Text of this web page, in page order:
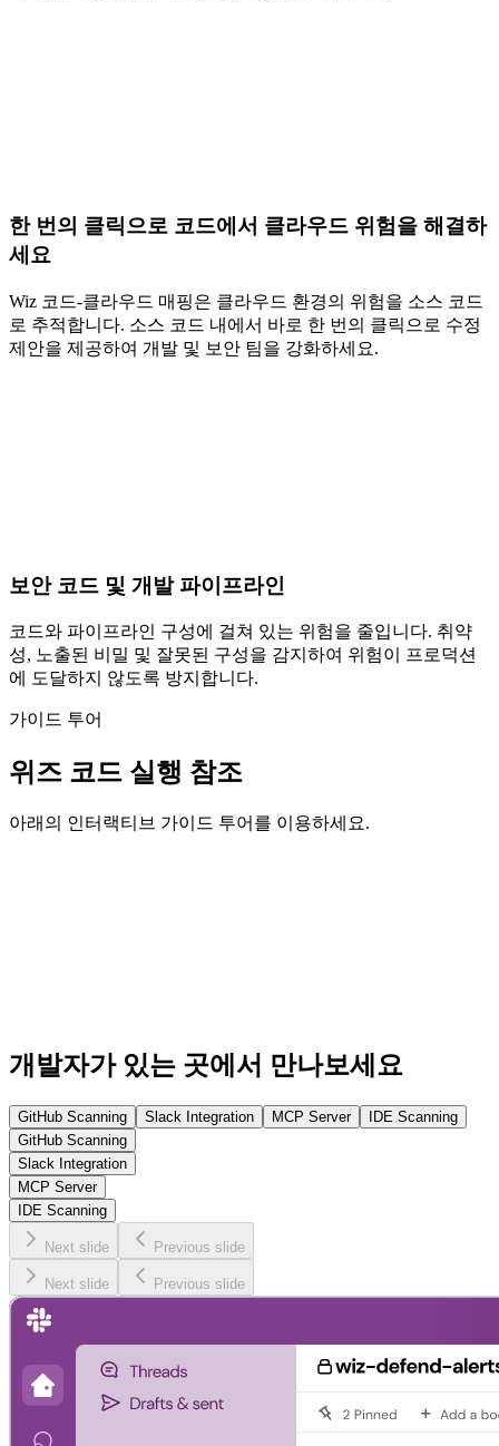
한 번의 클릭으로 코드에서 클라우드 위험을 해결하
세요
Wiz 코드-클라우드 매핑은 클라우드 환경의 위험을 소스 코드
로 추적합니다. 소스 코드 내에서 바로 한 번의 클릭으로 수정
제안을 제공하여 개발 및 보안 팀을 강화하세요.
보안 코드 및 개발 파이프라인
코드와 파이프라인 구성에 걸쳐 있는 위험을 줄입니다. 취약
성, 노출된 비밀 및 잘못된 구성을 감지하여 위험이 프로덕션
에 도달하지 않도록 방지합니다.
가이드 투어
위즈 코드 실행 참조
아래의 인터랙티브 가이드 투어를 이용하세요.
개발자가 있는 곳에서 만나보세요
GitHub Scanning Slack Integration MCP Server
IDE Scanning
GitHub Scanning
Slack Integration
MCP Server
IDE Scanning
Next slide Previous slide
Next slide Previous slide